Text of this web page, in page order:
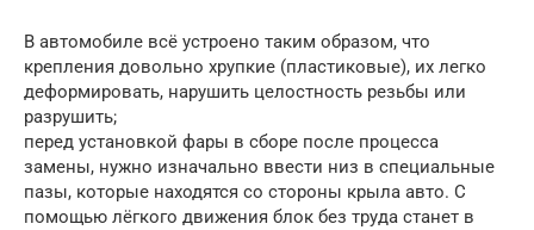
В автомобиле всё устроено таким образом, что
крепления довольно хрупкие (пластиковые), их легко
деформировать, нарушить целостность резьбы или
разрушить;
перед установкой фары в сборе после процесса
замены, нужно изначально ввести низ в специальные
пазы, которые находятся со стороны крыла авто. С
помощью лёгкого движения блок без труда станет в